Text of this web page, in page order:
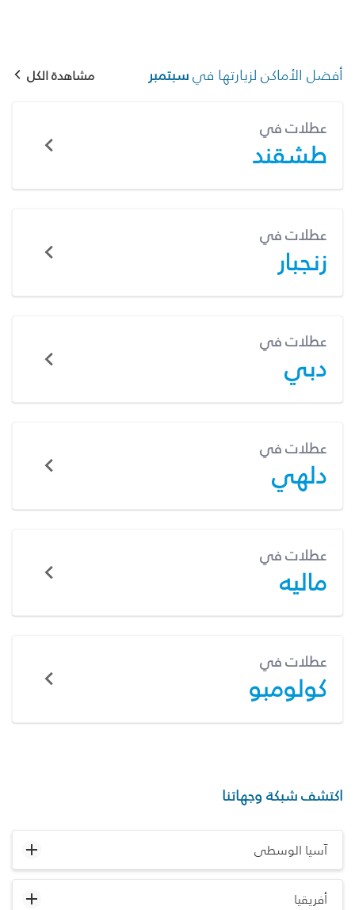
أفضل الأماكن لزيارتها فيسبتمبر مشاهدة الكل
عطلات في
طشقند
عطلات في
زنجبار
عطلات في
دبي
عطلات في
دلهي
عطلات في
ماليه
عطلات في
كولومبو
اكتشف شبكة وجهاتنا
آسيا الوسطى
أفريقيا